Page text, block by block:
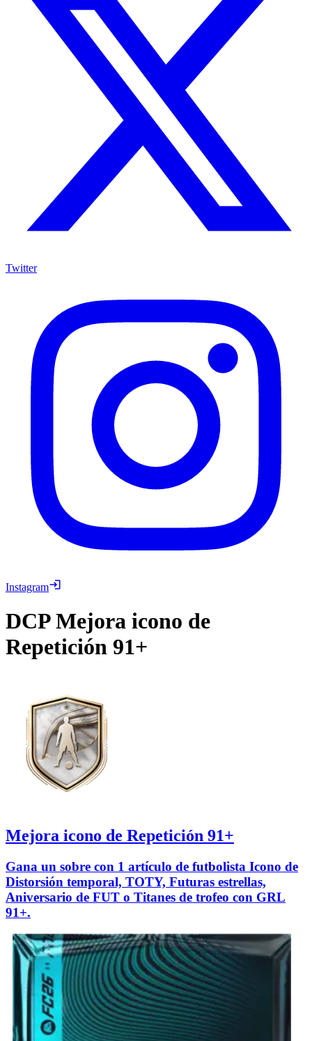
Twitter
Instagram
DCP Mejora icono de
Repetición 91+
Mejora icono de Repetición 91+
Gana un sobre con 1 artículo de futbolista Icono de
Distorsión temporal, TOTY, Futuras estrellas,
Aniversario de FUT o Titanes de trofeo con GRL
91+.